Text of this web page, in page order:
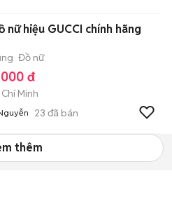
nữ hiệu GUCCI chính hãng
Đồ nữ
đ
Minh
23 đã bán
thêm